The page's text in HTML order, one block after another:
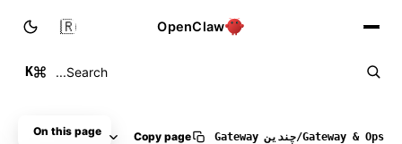
OpenClaw
Search...
K
🇮🇷
Gateway & Ops
/چندین Gateway Copy page
On this page